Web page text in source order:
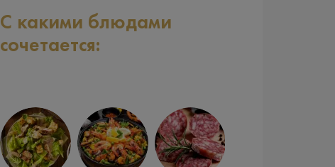
С какими блюдами
сочетается: